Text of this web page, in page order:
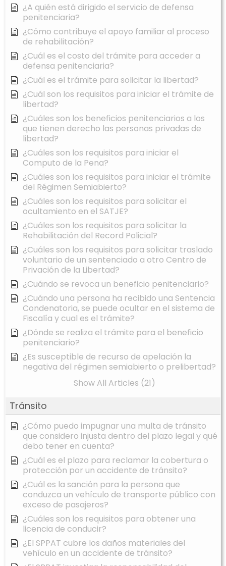
¿A quién está dirigido el servicio de defensa
penitenciaria?
¿Cómo contribuye el apoyo familiar al proceso
de rehabilitación?
¿Cuál es el costo del trámite para acceder a
defensa penitenciaria?
¿Cuál es el trámite para solicitar la libertad?
¿Cuál son los requisitos para iniciar el trámite de
libertad?
¿Cuáles son los beneficios penitenciarios a los
que tienen derecho las personas privadas de
libertad?
¿Cuáles son los requisitos para iniciar el
Computo de la Pena?
¿Cuáles son los requisitos para iniciar el trámite
del Régimen Semiabierto?
¿Cuáles son los requisitos para solicitar el
ocultamiento en el SATJE?
¿Cuáles son los requisitos para solicitar la
Rehabilitación del Record Policial?
¿Cuáles son los requisitos para solicitar traslado
voluntario de un sentenciado a otro Centro de
Privación de la Libertad?
¿Cuándo se revoca un beneficio penitenciario?
¿Cuándo una persona ha recibido una Sentencia
Condenatoria, se puede ocultar en el sistema de
Fiscalía y cual es el trámite?
¿Dónde se realiza el trámite para el beneficio
penitenciario?
¿Es susceptible de recurso de apelación la
negativa del régimen semiabierto o prelibertad?
Show All Articles (21)
Tránsito
¿Cómo puedo impugnar una multa de tránsito
que considero injusta dentro del plazo legal y qué
debo tener en cuenta?
¿Cuál es el plazo para reclamar la cobertura o
protección por un accidente de tránsito?
¿Cuál es la sanción para la persona que
conduzca un vehículo de transporte público con
exceso de pasajeros?
¿Cuáles son los requisitos para obtener una
licencia de conducir?
¿El SPPAT cubre los daños materiales del
vehículo en un accidente de tránsito?